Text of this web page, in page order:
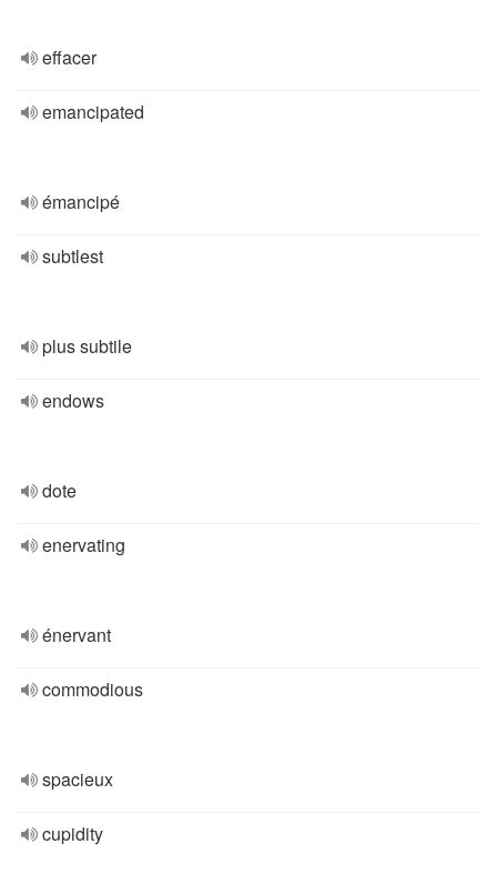
effacer
emancipated
émancipé
subtlest
plus subtile
endows
dote
enervating
énervant
commodious
spacieux
cupidity